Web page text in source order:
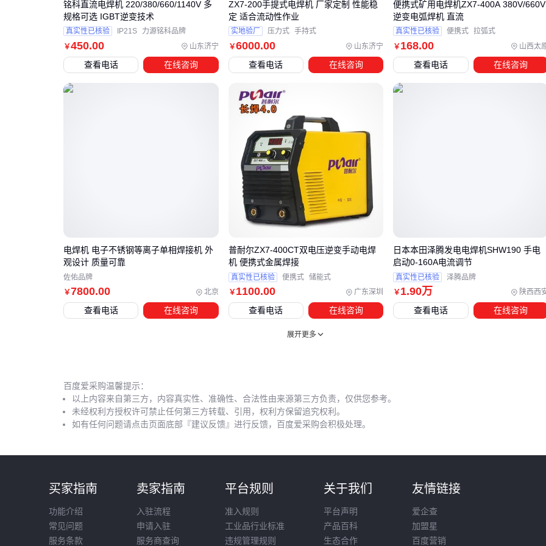
五、电焊机日常使用和维护有哪些注意事项？
电缆管理：避免过度弯折导致内部断裂，这是电压不稳的常
见诱因
季节性维护
：潮湿环境存放需通电除湿，长期停用前释放电
容余电
🔧 好的使用习惯能让设备性能衰减速度降低50%以上。
选电焊机本质是匹配"做什么"和"怎么做"。先明确主要焊接对象
划锁定长期价值。大型项目可优先考虑矿用电焊机
的耐用
性，而小批量加工或许
点焊机 更经济。
￥450.00 山东济宁
铭科直流电焊机 220/380/660/1140V 多
规格可选 IGBT逆变技术
真实性已核验 IP21S 力源铭科品牌
查看电话 在线咨询
￥6000.00 山东济宁
ZX7-200手提式电焊机 厂家定制 性能稳
定 适合流动性作业
实地验厂 压力式 手持式
查看电话 在线咨询
￥168.00 山西太
便携式矿用电焊机ZX7-400A 380V/660V
逆变电弧焊机 直流
真实性已核验 便携式 拉弧式
查看电话 在线咨询
￥7800.00 北京
电焊机 电子不锈钢等离子单相焊接机 外
观设计 质量可靠
佐佑品牌
查看电话 在线咨询
￥ 1100.00 广东深圳
普耐尔ZX7-400CT双电压逆变手动电焊
机 便携式金属焊接
真实性已核验 便携式 储能式
查看电话 在线咨询
￥ 1.90万 陕西西
日本本田泽腾发电电焊机SHW190 手电
启动0-160A电流调节
真实性已核验 泽腾品牌
查看电话 在线咨询
展开更多
百度爱采购温馨提示：
以上内容来自第三方，内容真实性、准确性、合法性由来源第三方负责，仅供您参考。
未经权利方授权许可禁止任何第三方转载、引用，权利方保留追究权利。
如有任何问题请点击页面底部『建议反馈』进行反馈，百度爱采购会积极处理。
买家指南
功能介绍
常见问题
服务条款
卖家指南
入驻流程
申请入驻
服务商查询
平台规则
准入规则
工业品行业标准
违规管理规则
关于我们
平台声明
产品百科
生态合作
友情链接
爱企查
加盟星
百度营销